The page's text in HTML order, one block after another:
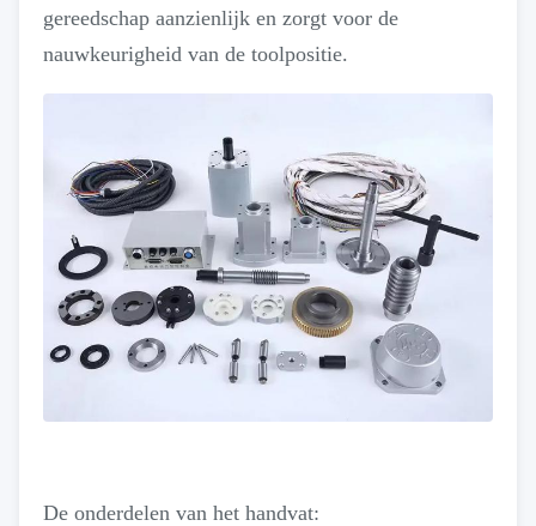
gereedschap aanzienlijk en zorgt voor de
nauwkeurigheid van de toolpositie.
De onderdelen van het handvat: